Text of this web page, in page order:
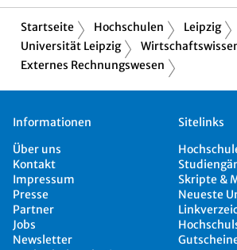
Startseite Hochschulen
Leipzig
Universität Leipzig
Externes Rechnungswesen
Informationen
Über uns
Kontakt
Impressum
Presse
Partner
Jobs
Newsletter
Sitelinks
Skripte &
Neueste